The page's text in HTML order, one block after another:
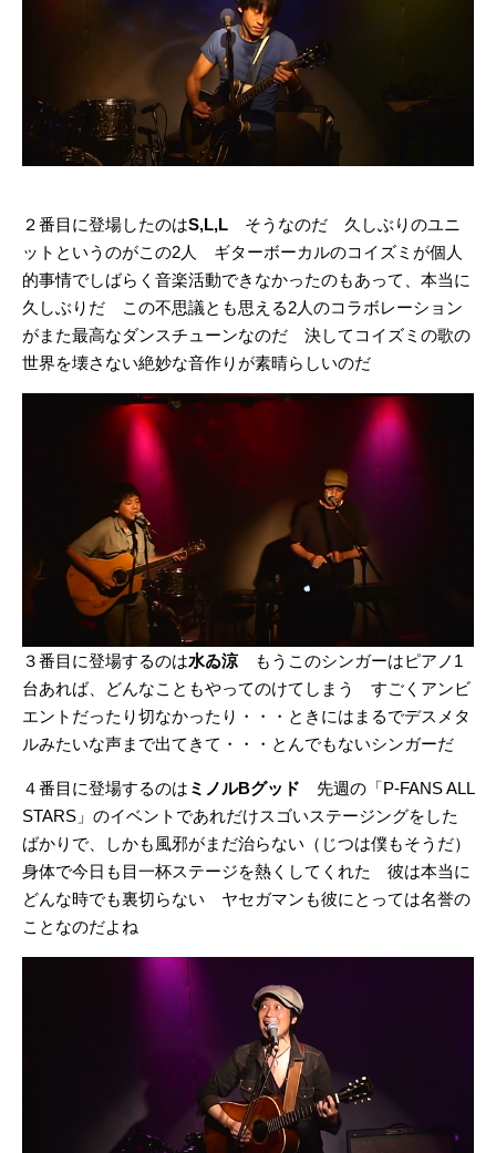
２番目に登場したのはS,L,L そうなのだ 久しぶりのユニ
ットというのがこの2人 ギターボーカルのコイズミが個人
的事情でしばらく音楽活動できなかったのもあって、本当に
久しぶりだ この不思議とも思える2人のコラボレーション
がまた最高なダンスチューンなのだ 決してコイズミの歌の
世界を壊さない絶妙な音作りが素晴らしいのだ
３番目に登場するのは水ゐ涼
もうこのシンガーはピアノ1
台あれば、どんなこともやってのけてしまう すごくアンビ
エントだったり切なかったり・・・ときにはまるでデスメタ
ルみたいな声まで出てきて・・・とんでもないシンガーだ
４番目に登場するのは ミノルBグッド 先週の「P-FANS ALL
STARS」のイベントであれだけスゴいステージングをした
ばかりで、しかも風邪がまだ治らない（じつは僕もそうだ）
身体で今日も目一杯ステージを熱くしてくれた 彼は本当に
どんな時でも裏切らない ヤセガマンも彼にとっては名誉の
ことなのだよね